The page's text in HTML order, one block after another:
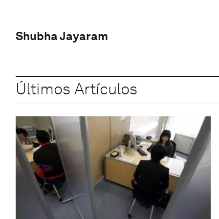
Shubha Jayaram
Últimos Artículos